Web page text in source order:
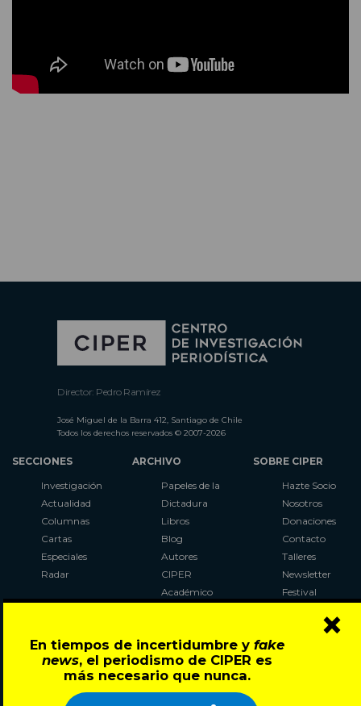
En tiempos de incertidumbre y fake
news, el periodismo de CIPER es
más necesario que nunca.
×
Director: Pedro Ramírez
José Miguel de la Barra 412, Santiago de Chile
Todos los derechos reservados © 2007-2026
SECCIONES
Investigación
Actualidad
Columnas
Cartas
Especiales
Radar
ARCHIVO
Papeles de la
Dictadura
Libros
Blog
Autores
CIPER
Académico
Al Plebiscito
con CIPER
SOBRE CIPER
Hazte Socio
Nosotros
Donaciones
Contacto
Talleres
Newsletter
Festival